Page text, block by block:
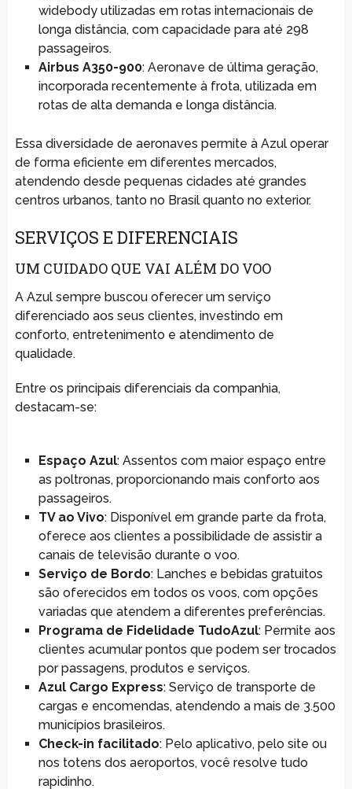
widebody utilizadas em rotas internacionais de
longa distância, com capacidade para até 298
passageiros.
Airbus A350-900: Aeronave de última geração,
incorporada recentemente à frota, utilizada em
rotas de alta demanda e longa distância.
Essa diversidade de aeronaves permite à Azul operar
de forma eficiente em diferentes mercados,
atendendo desde pequenas cidades até grandes
centros urbanos, tanto no Brasil quanto no exterior.
SERVIÇOS E DIFERENCIAIS
UM CUIDADO QUE VAI ALÉM DO VOO
A Azul sempre buscou oferecer um serviço
diferenciado aos seus clientes, investindo em
conforto, entretenimento e atendimento de
qualidade.
Entre os principais diferenciais da companhia,
destacam-se:
Espaço Azul: Assentos com maior espaço entre
as poltronas, proporcionando mais conforto aos
passageiros.
TV ao Vivo: Disponível em grande parte da frota,
oferece aos clientes a possibilidade de assistir a
canais de televisão durante o voo.
Serviço de Bordo: Lanches e bebidas gratuitos
são oferecidos em todos os voos, com opções
variadas que atendem a diferentes preferências.
Programa de Fidelidade TudoAzul: Permite aos
clientes acumular pontos que podem ser trocados
por passagens, produtos e serviços.
Azul Cargo Express: Serviço de transporte de
cargas e encomendas, atendendo a mais de 3.500
municípios brasileiros.
Check-in facilitado: Pelo aplicativo, pelo site ou
nos totens dos aeroportos, você resolve tudo
rapidinho.